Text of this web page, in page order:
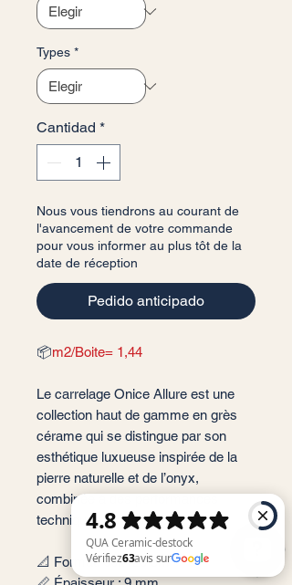
Types *
Cantidad *
Nous vous tiendrons au courant de
l'avancement de votre commande
pour vous informer au plus tôt de la
date de réception
Pedido anticipado
📦m2/Boite= 1,44
Le carrelage Onice Allure est une
collection haut de gamme en grès
cérame qui se distingue par son
esthétique luxueuse inspirée de la
pierre naturelle et de l’onyx,
combinée à des performances
techniques avancées.
📐 Format: 60x120 cm